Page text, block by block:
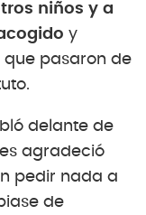
niños y a
y
que pasaron de
delante de
agradeció
pedir nada a
de